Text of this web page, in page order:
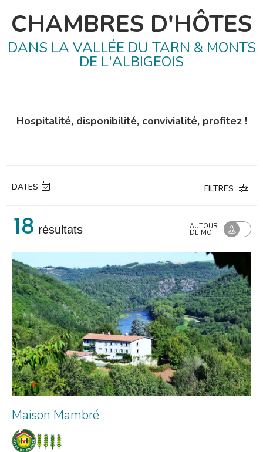
CHAMBRES D'HÔTES
DANS LA VALLÉE DU TARN & MONTS
DE L'ALBIGEOIS
Hospitalité, disponibilité, convivialité, profitez !
DATES FILTRES
18 résultats AUTOUR
DE MOI
Maison Mambré